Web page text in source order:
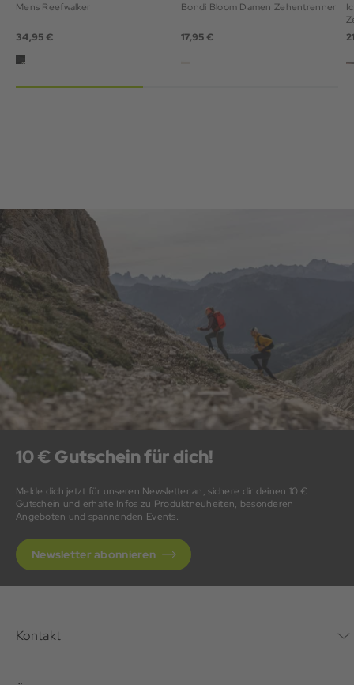
Mens Reefwalker
34,95 €
Bondi Bloom Damen Zehentrenner
17,95 €
10 € Gutschein für dich!
Melde dich jetzt für unseren Newsletter an, sichere dir deinen 10 €
Gutschein und erhalte Infos zu Produktneuheiten, besonderen
Angeboten und spannenden Events.
Newsletter abonnieren
Kontakt